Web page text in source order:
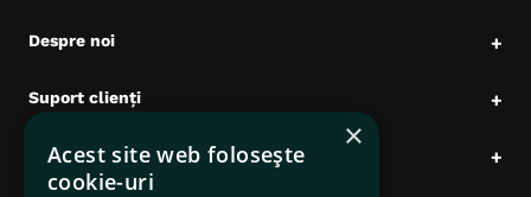
Despre noi +
Suport clienți +
Date comerciale +
×
Acest site web folosește
cookie-uri